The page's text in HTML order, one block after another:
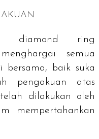
diamond ring
semua
baik suka
pengakuan atas
dilakukan oleh
mempertahankan